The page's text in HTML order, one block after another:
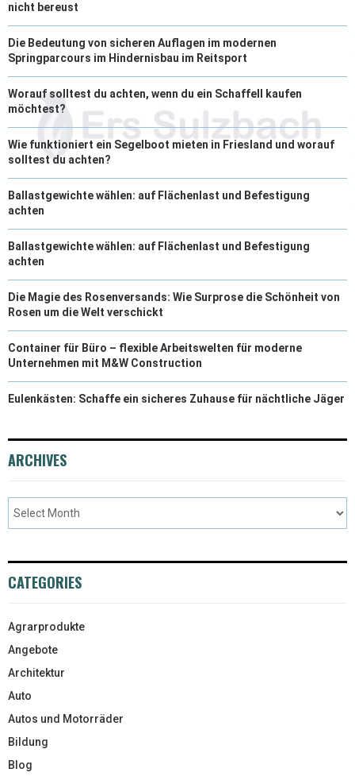
nicht bereust
Die Bedeutung von sicheren Auflagen im modernen
Springparcours im Hindernisbau im Reitsport
Worauf solltest du achten, wenn du ein Schaffell kaufen
möchtest?
Wie funktioniert ein Segelboot mieten in Friesland und worauf
solltest du achten?
Ballastgewichte wählen: auf Flächenlast und Befestigung
achten
Ballastgewichte wählen: auf Flächenlast und Befestigung
achten
Die Magie des Rosenversands: Wie Surprose die Schönheit von
Rosen um die Welt verschickt
Container für Büro – flexible Arbeitswelten für moderne
Unternehmen mit M&W Construction
Eulenkästen: Schaffe ein sicheres Zuhause für nächtliche Jäger
ARCHIVES
CATEGORIES
Agrarprodukte
Angebote
Architektur
Auto
Autos und Motorräder
Bildung
Blog